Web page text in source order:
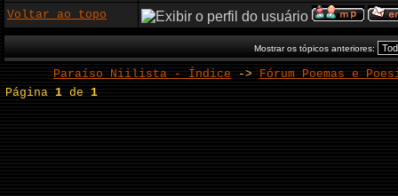
Voltar ao topo
Mostrar os tópicos anteriores:
Paraíso Niilista - Índice -> Fórum Poemas e
Página1 de1